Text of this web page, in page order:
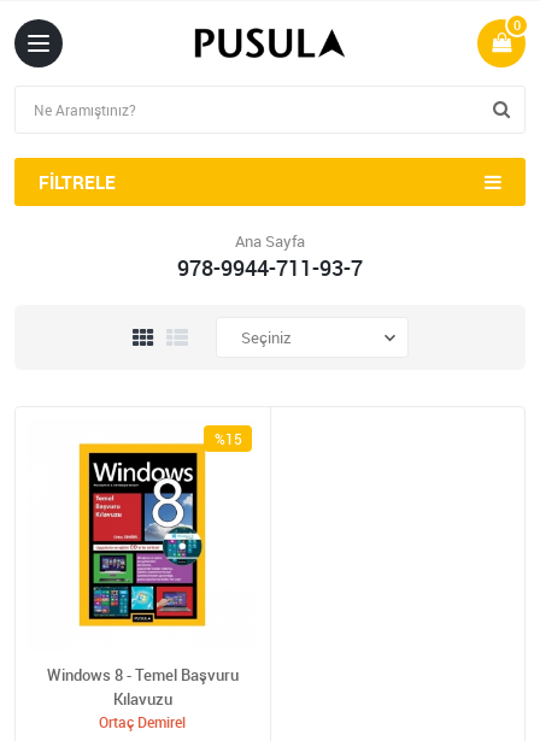
0
FILTRELE
Ana Sayfa
978-9944-711-93-7
Windows 8 - Temel Başvuru
Kılavuzu
Ortaç Demirel
%15